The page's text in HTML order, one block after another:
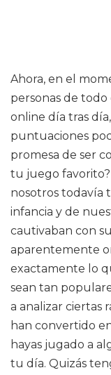
Ahora, en el
personas de
online día tras
puntuaciones
promesa de ser
tu juego
nosotros todavía
infancia y de
cautivaban con
aparentemente
exactamente lo
sean tan
a analizar ciertas
han convertido
hayas jugado a
tu día. Quizás